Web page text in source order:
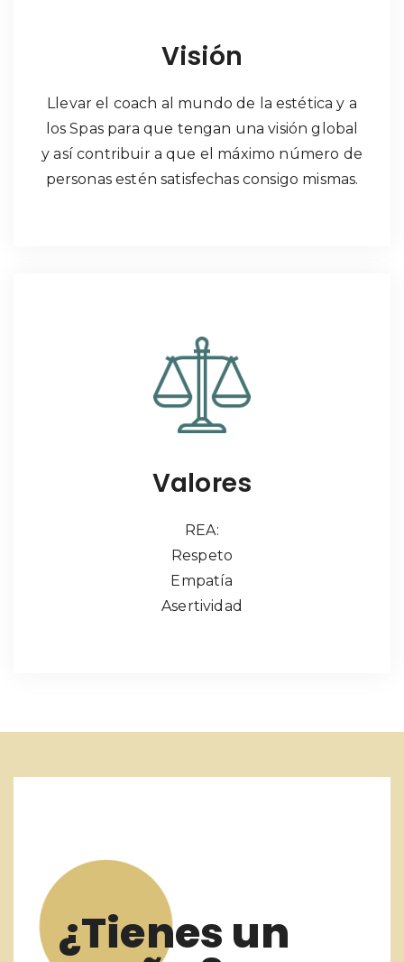
Visión
Llevar el coach al mundo de la estética y a
los Spas para que tengan una visión global
y así contribuir a que el máximo número de
personas estén satisfechas consigo mismas.
Valores
REA:
Respeto
Empatía
Asertividad
¿Tienes un